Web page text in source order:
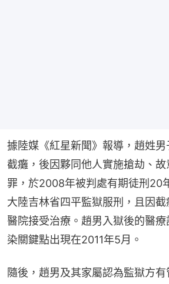
據陸媒《紅星新聞》報導，趙姓
截癱，後因夥同他人實施搶劫、故
罪，於2008年被判處有期徒刑20
大陸吉林省四平監獄服刑，且因
醫院接受治療。趙男入獄後的醫
染關鍵點出現在2011年5月。
隨後，趙男及其家屬認為監獄方